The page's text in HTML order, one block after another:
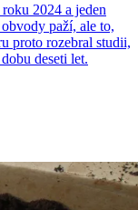
2024 a jeden
paží, ale to,
proto rozebral studii,
deseti let.